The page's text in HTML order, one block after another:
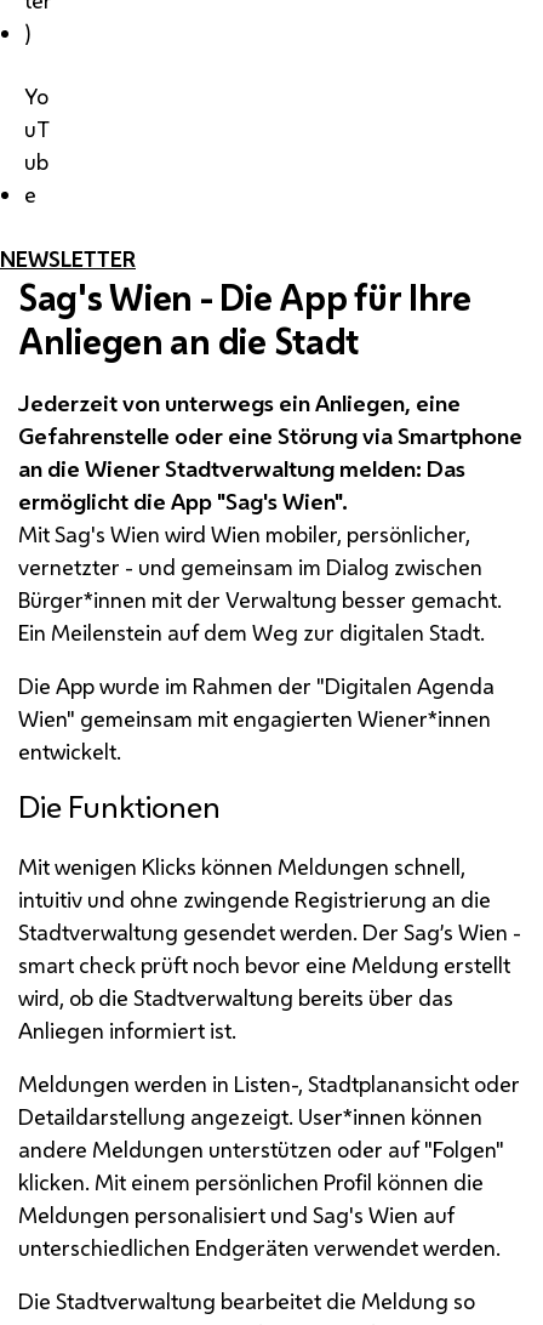
)
Yo
uT
ub
e
NEWSLETTER
Sag's Wien - DieAppfür Ihre
Anliegen an die Stadt
Jederzeit von unterwegs ein Anliegen, eine
Gefahrenstelle oder eine Störung viaSmartphone
an die Wiener Stadtverwaltung melden: Das
ermöglicht dieApp"Sag's Wien".
Mit Sag's Wien wird Wien mobiler, persönlicher,
vernetzter - und gemeinsam im Dialog zwischen
Bürger*innen mit der Verwaltung besser gemacht.
Ein Meilenstein auf dem Weg zur digitalen Stadt.
Die Appwurde im Rahmen der "Digitalen Agenda
Wien" gemeinsam mit engagierten Wiener*innen
entwickelt.
Die Funktionen
Mit wenigen Klicks können Meldungen schnell,
intuitiv und ohne zwingende Registrierung an die
Stadtverwaltung gesendet werden. Der Sag’s Wien -
smart check prüft noch bevor eine Meldung erstellt
wird, ob die Stadtverwaltung bereits über das
Anliegen informiert ist.
Meldungen werden in Listen-, Stadtplanansicht oder
Detaildarstellung angezeigt. User*innen können
andere Meldungen unterstützen oder auf "Folgen"
klicken. Mit einem persönlichen Profil können die
Meldungen personalisiert und Sag's Wien auf
unterschiedlichen Endgeräten verwendet werden.
Die Stadtverwaltung bearbeitet die Meldung so